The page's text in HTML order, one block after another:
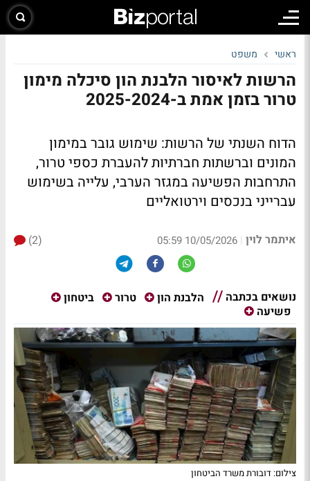
ראשי משפט
הרשות לאיסור הלבנת הון סיכלה מימון
טרור בזמן אמת ב-2025-2024
הדוח השנתי של הרשות: שימוש גובר במימון
המונים וברשתות חברתיות להעברת כספי טרור,
התרחבות הפשיעה במגזר הערבי, עלייה בשימוש
עברייני בנכסים וירטואליים
איתמר לוין |
10/05/2026 05:59
(2)
נושאים בכתבה הלבנת הון טרור
ביטחון
פשיעה
צילום: דובורת משרד הביטחון